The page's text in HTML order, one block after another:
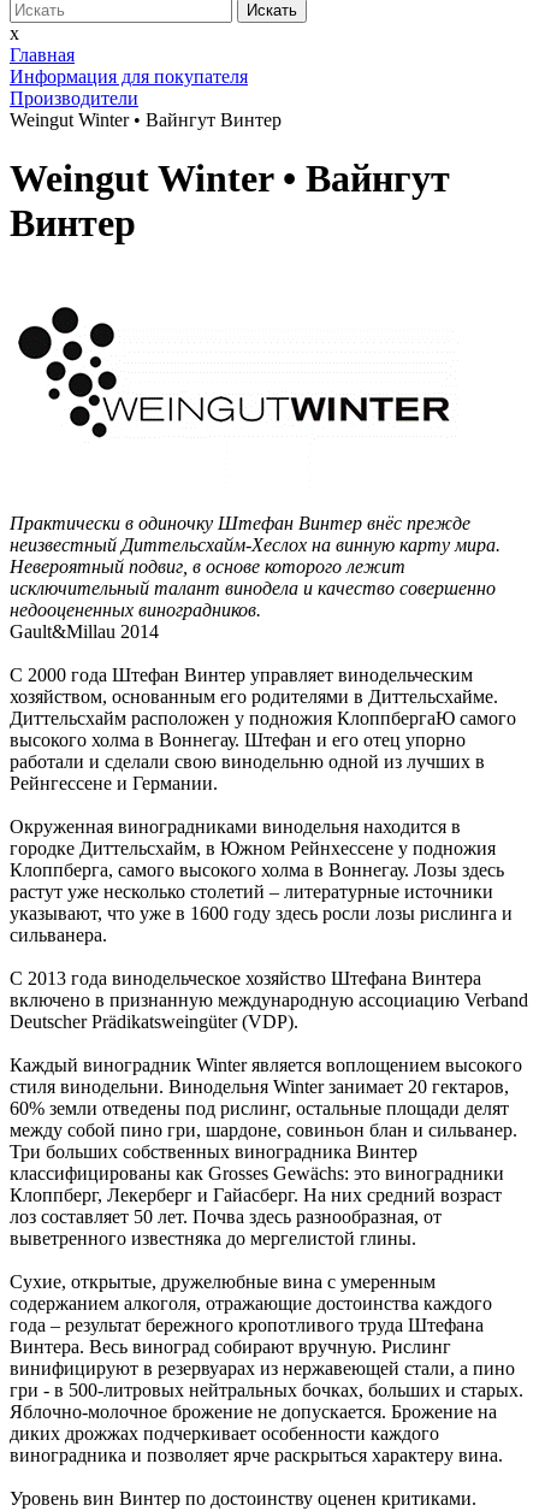
Искать
x
Главная
Информация для покупателя
Производители
Weingut Winter • Вайнгут Винтер
Weingut Winter • Вайнгут
Винтер
Практически в одиночку Штефан Винтер внёс прежде
неизвестный Диттельсхайм-Хеслох на винную карту мира.
Невероятный подвиг, в основе которого лежит
исключительный талант винодела и качество совершенно
недооцененных виноградников.
Gault&Millau 2014
С 2000 года Штефан Винтер управляет винодельческим
хозяйством, основанным его родителями в Диттельсхайме.
Диттельсхайм расположен у подножия КлоппбергаЮ самого
высокого холма в Воннегау. Штефан и его отец упорно
работали и сделали свою винодельню одной из лучших в
Рейнгессене и Германии.
Окруженная виноградниками винодельня находится в
городке Диттельсхайм, в Южном Рейнхессене у подножия
Клоппберга, самого высокого холма в Воннегау. Лозы здесь
растут уже несколько столетий – литературные источники
указывают, что уже в 1600 году здесь росли лозы рислинга и
сильванера.
С 2013 года винодельческое хозяйство Штефана Винтера
включено в признанную международную ассоциацию Verband
Deutscher Prädikatsweingüter (VDP).
Каждый виноградник Winter является воплощением высокого
стиля винодельни. Винодельня Winter занимает 20 гектаров,
60% земли отведены под рислинг, остальные площади делят
между собой пино гри, шардоне, совиньон блан и сильванер.
Три больших собственных виноградника Винтер
классифицированы как Grosses Gewächs: это виноградники
Клоппберг, Лекерберг и Гайасберг. На них средний возраст
лоз составляет 50 лет. Почва здесь разнообразная, от
выветренного известняка до мергелистой глины.
Сухие, открытые, дружелюбные вина с умеренным
содержанием алкоголя, отражающие достоинства каждого
года – результат бережного кропотливого труда Штефана
Винтера. Весь виноград собирают вручную. Рислинг
винифицируют в резервуарах из нержавеющей стали, а пино
гри - в 500-литровых нейтральных бочках, больших и старых.
Яблочно-молочное брожение не допускается. Брожение на
диких дрожжах подчеркивает особенности каждого
виноградника и позволяет ярче раскрыться характеру вина.
Уровень вин Винтер по достоинству оценен критиками.